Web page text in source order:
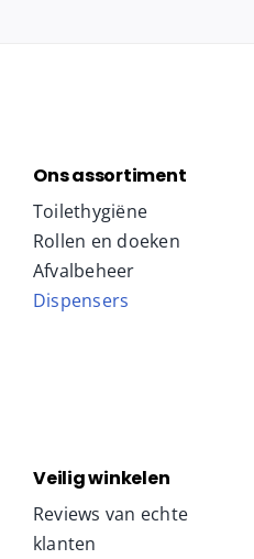
Ons assortiment
Toilethygiëne
Rollen en doeken
Afvalbeheer
Dispensers
Veilig winkelen
Reviews van echte
klanten